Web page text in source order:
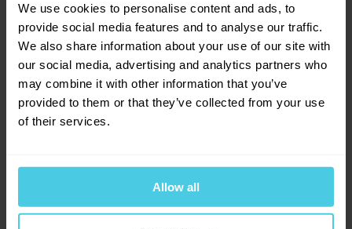
We use cookies to personalise content and ads, to
provide social media features and to analyse our traffic.
We also share information about your use of our site with
our social media, advertising and analytics partners who
may combine it with other information that you’ve
provided to them or that they’ve collected from your use
of their services.
Allow all
hodnocení
1x
0x
0x
0x
📧Provoňte si e-mailovou
schránku kávou
Aromagazín vám pošleme jen, když bude o
čem psát.
Slibujeme na naše kafe.
Přihlásit se